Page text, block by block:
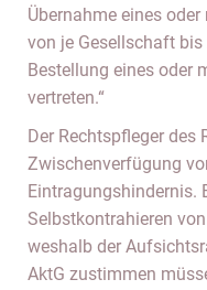
Übernahme eines
von je Gesellschaft
Bestellung eines oder
vertreten.“
Der Rechtspfleger des
Zwischenverfügung
Eintragungshindernis.
Selbstkontrahieren
weshalb der
AktG zustimmen